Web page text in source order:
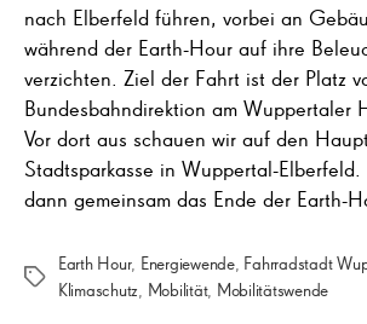
nach Elberfeld führen, vorbei an
während der Earth-Hour auf ihre
verzichten. Ziel der Fahrt ist der Platz
Bundesbahndirektion am Wuppertaler
Vor dort aus schauen wir auf den
Stadtsparkasse in Wuppertal-
dann gemeinsam das Ende der Earth-
Schlagwörter
Earth Hour, Energiewende, Fahrradstadt
Klimaschutz, Mobilität, Mobilitätswende